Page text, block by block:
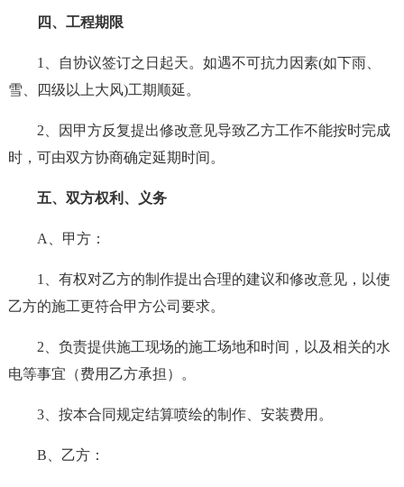
四、工程期限
1、自协议签订之日起天。如遇不可抗力因素(如下雨、
雪、四级以上大风)工期顺延。
2、因甲方反复提出修改意见导致乙方工作不能按时完成
时，可由双方协商确定延期时间。
五、双方权利、义务
A、甲方：
1、有权对乙方的制作提出合理的建议和修改意见，以使
乙方的施工更符合甲方公司要求。
2、负责提供施工现场的施工场地和时间，以及相关的水
电等事宜（费用乙方承担）。
3、按本合同规定结算喷绘的制作、安装费用。
B、乙方：